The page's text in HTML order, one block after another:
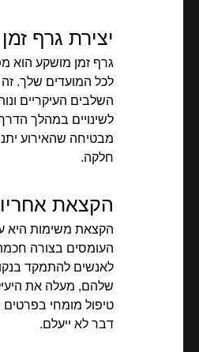
יצירת גרף זמן
גרף זמן מושקע הוא
לכל המועדים שלך.
השלבים העיקריים
לשינויים במהלך
מבטיחה שהאירוע
חלקה.
הקצאת
הקצאת משימות היא
העומסים בצורה
לאנשים להתמקד
שלהם, מעלה את
טיפול מומחי
דבר לא ייעלם.